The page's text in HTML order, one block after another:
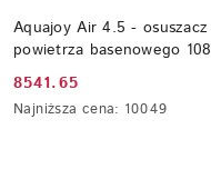
Aquajoy Air 4.5 - osuszacz
powietrza basenowego 108
l/dobę (WiFi, montaż
ścienny/podłogowy)
Cena
promocyjna:
8541.65
Najniższa
Najniższa cena: 10049